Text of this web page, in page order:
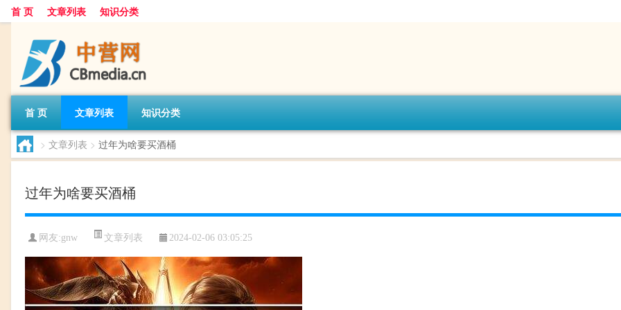
首 页 文章列表 知识分类
首 页 文章列表 知识分类
> 文章列表 > 过年为啥要买酒桶
过年为啥要买酒桶
网友:gnw 文章列表 2024-02-06 03:05:25